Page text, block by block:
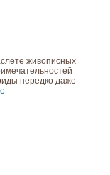
живописных
нередко даже